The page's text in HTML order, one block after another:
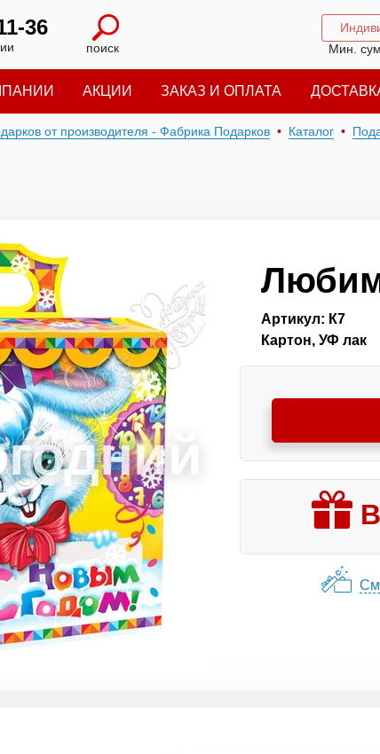
36
поиск
Мин.
АКЦИИ ЗАКАЗ И ОПЛАТА
от производителя - Фабрика Подарков Каталог
Артикул: К7
Картон, УФ лак